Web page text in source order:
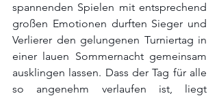
spannenden Spielen mit entsprechend
großen Emotionen durften Sieger und
Verlierer den gelungenen Turniertag in
einer lauen Sommernacht gemeinsam
ausklingen lassen. Dass der Tag für alle
so angenehm verlaufen ist, liegt